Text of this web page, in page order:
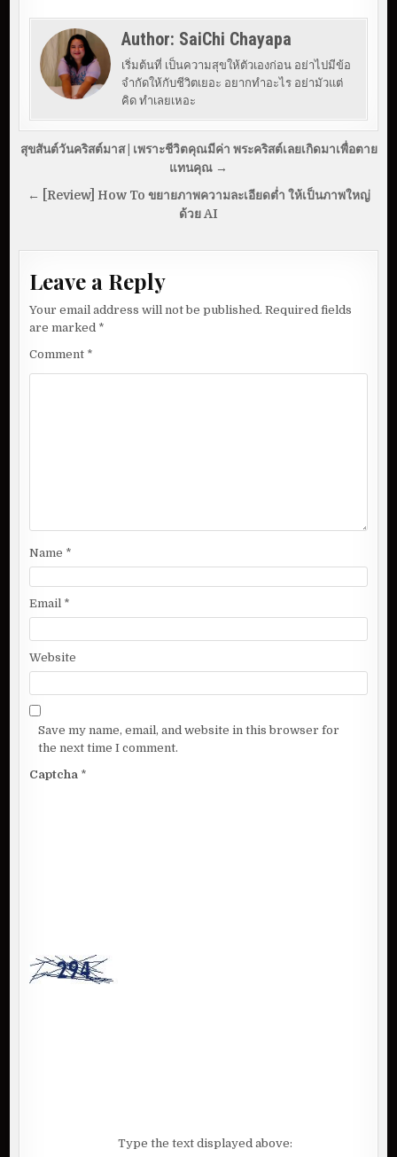
Author: SaiChi Chayapa
เริ่มต้นที่ เป็นความสุขให้ตัวเองก่อน อย่าไปมีข้อ
จำกัดให้กับชีวิตเยอะ อยากทำอะไร อย่ามัวแต่
คิด ทำเลยเหอะ
P
n
a
v
g
a
สุขสันต์วันคริสต์มาส | เพราะชีวิตคุณมีค่า พระคริสต์เลยเกิดมาเพื่อตาย
แทนคุณ →
← [Review] How To ขยายภาพความละเอียดต่ำ ให้เป็นภาพใหญ่
ด้วย AI
Leave a Reply
Your email address will not be published. Required fields
are marked *
Comment *
Name *
Email *
Website
Save my name, email, and website in this browser for
the next time I comment.
Captcha *
Type the text displayed above: